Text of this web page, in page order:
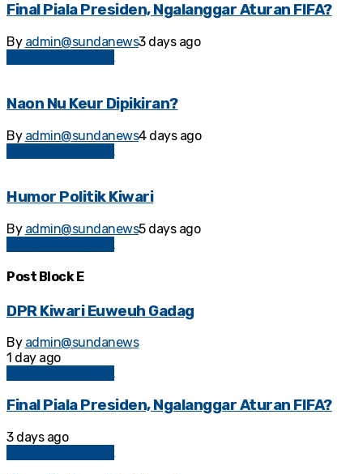
Final Piala Presiden, Ngalanggar Aturan FIFA?
By admin@sundanews3 days ago
Naon Nu Keur Dipikiran?
By admin@sundanews4 days ago
Humor Politik Kiwari
By admin@sundanews5 days ago
Post Block E
DPR Kiwari Euweuh Gadag
By admin@sundanews
1 day ago
Final Piala Presiden, Ngalanggar Aturan FIFA?
3 days ago